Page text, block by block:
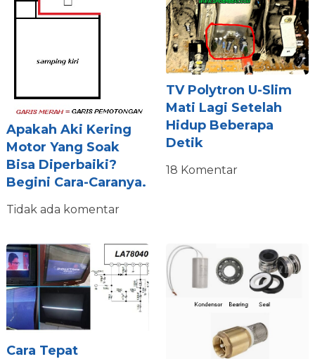
Apakah Aki Kering
Motor Yang Soak
Bisa Diperbaiki?
Begini Cara-Caranya.
Tidak ada komentar
TV Polytron U-Slim
Mati Lagi Setelah
Hidup Beberapa
Detik
18 Komentar
Cara Tepat